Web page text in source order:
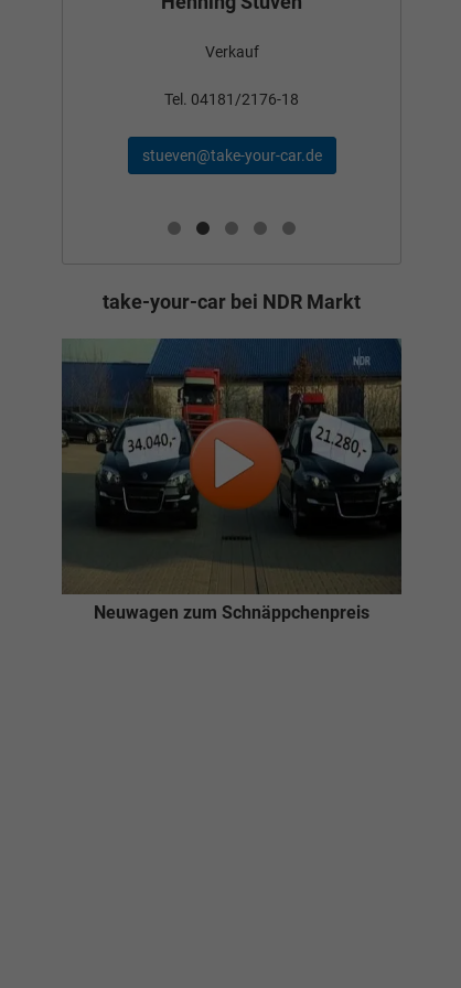
Verkauf
Tel. 04181/2176-18
stueven@take-your-car.de
take-your-car bei NDR Markt
Neuwagen zum Schnäppchenpreis